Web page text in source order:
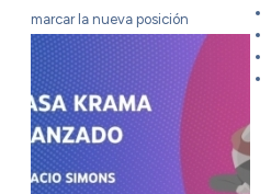
marcar la nueva posición